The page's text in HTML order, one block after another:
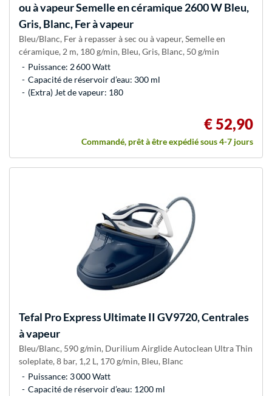
ou à vapeur Semelle en céramique 2600 W Bleu,
Gris, Blanc, Fer à vapeur
Bleu/Blanc, Fer à repasser à sec ou à vapeur, Semelle en
céramique, 2 m, 180 g/min, Bleu, Gris, Blanc, 50 g/min
Puissance: 2 600 Watt
Capacité de réservoir d’eau: 300 ml
(Extra) Jet de vapeur: 180
€ 52,90
Commandé, prêt à être expédié sous 4-7 jours
Tefal Pro Express Ultimate II GV9720, Centrales
à vapeur
Bleu/Blanc, 590 g/min, Durilium Airglide Autoclean Ultra Thin
soleplate, 8 bar, 1,2 L, 170 g/min, Bleu, Blanc
Puissance: 3 000 Watt
Capacité de réservoir d’eau: 1200 ml